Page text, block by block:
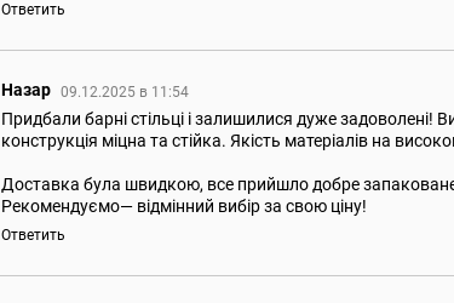
Ответить
Назар 09.12.2025 в 11:54
Придбали барні стільці і залишилися дуже задоволені!
конструкція міцна та стійка. Якість матеріалів на
Доставка була швидкою, все прийшло добре
Рекомендуємо— відмінний вибір за свою ціну!
Ответить